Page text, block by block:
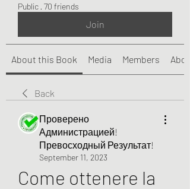
Public · 70 friends
Join
About this Book Media Members About
Back
Проверено
Администрацией!
Превосходный Результат!
September 11, 2023
Come ottenere la